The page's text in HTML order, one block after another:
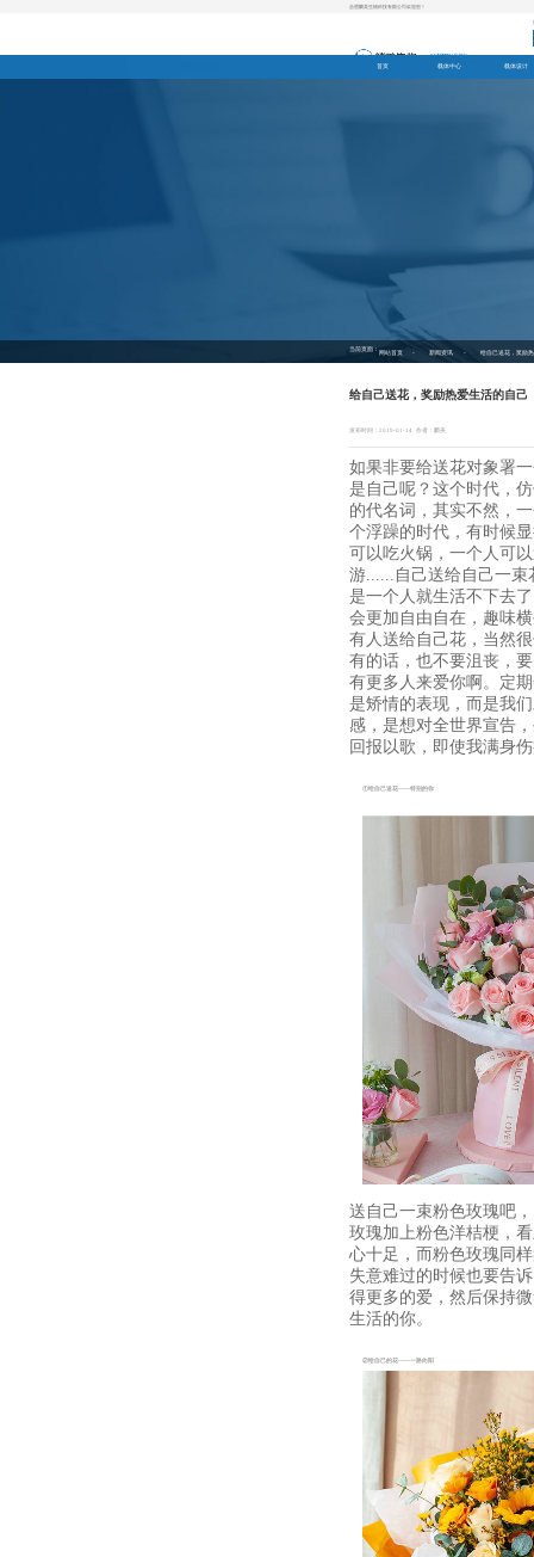
合肥麟美生物科技有限公司欢迎您！
首页 载体中心 载体设计
当前页面：
网站首页 - 新闻资讯 - 给自己送花，奖励
给自己送花，奖励热爱生活的自己
发布时间：2019-01-14 作者：麟美
如果非要给送花对象署
是自己呢？这个时代，
的代名词，其实不然，
个浮躁的时代，有时候
可以吃火锅，一个人可
游......自己送给自己一束
是一个人就生活不下去
会更加自由自在，趣味
有人送给自己花，当然
有的话，也不要沮丧，
有更多人来爱你啊。定
是矫情的表现，而是我
感，是想对全世界宣告
回报以歌，即使我满身
①给自己送花——特别的你
送自己一束粉色玫瑰吧
玫瑰加上粉色洋桔梗，
心十足，而粉色玫瑰同
失意难过的时候也要告
得更多的爱，然后保持
生活的你。
②给自己的花——一路向阳